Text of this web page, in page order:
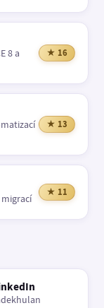
8 a
★ 16
★ 13
migrací
★ 11